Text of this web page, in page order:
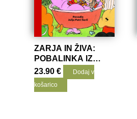
ZARJA IN ŽIVA:
POBALINKA IZ
KAMENC
23.90€
Dodaj v
košarico